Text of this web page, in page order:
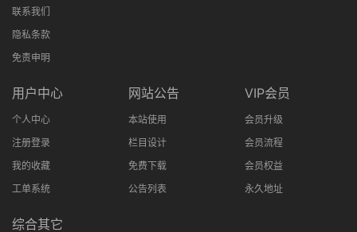
联系我们
隐私条款
免责申明
用户中心
个人中心
注册登录
我的收藏
工单系统
网站公告
本站使用
栏目设计
免费下载
公告列表
VIP会员
会员升级
会员流程
会员权益
永久地址
综合其它